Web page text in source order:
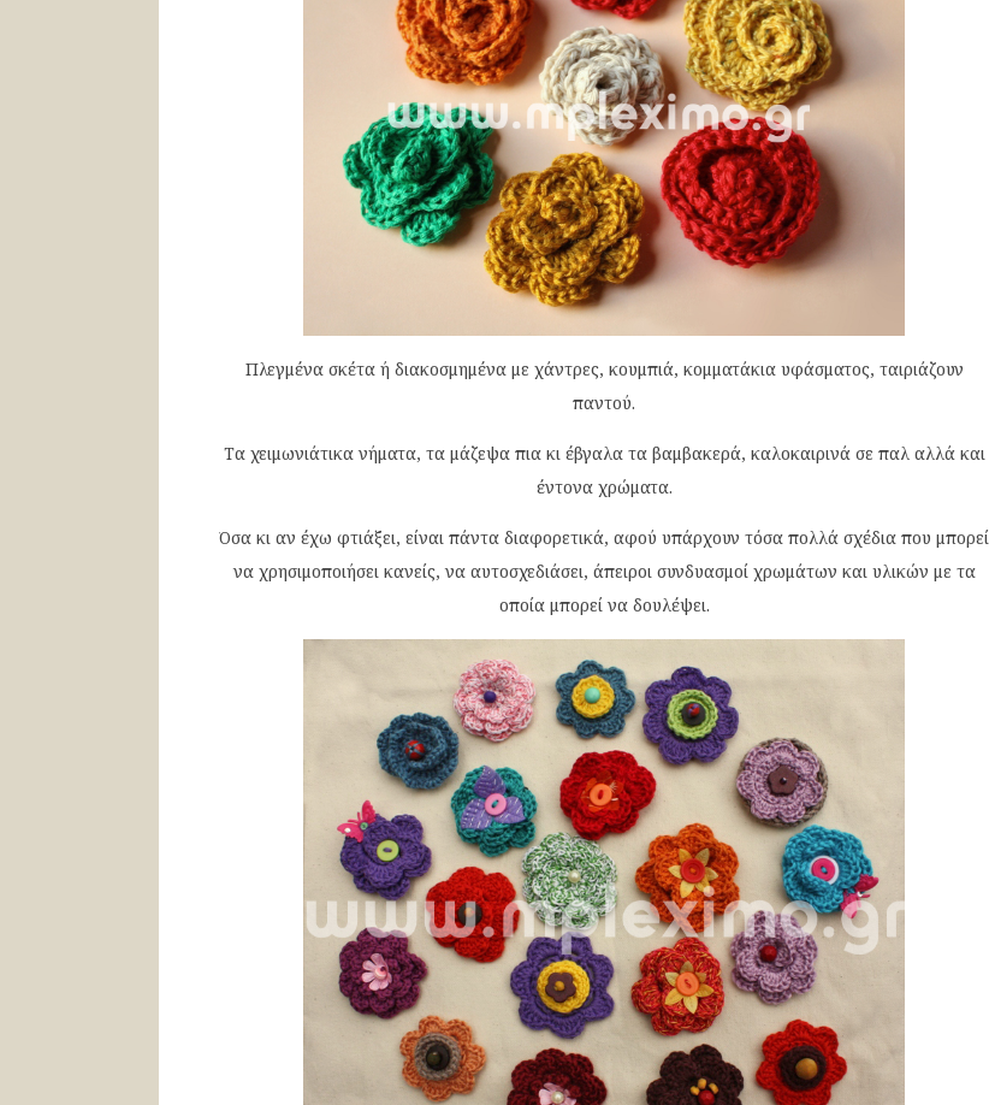
Πλεγμένα σκέτα ή διακοσμημένα με χάντρες, κουμπιά, κομματάκια υφάσματος, ταιριάζουν
παντού.
Τα χειμωνιάτικα νήματα, τα μάζεψα πια κι έβγαλα τα βαμβακερά, καλοκαιρινά σε παλ αλλά και
έντονα χρώματα.
Όσα κι αν έχω φτιάξει, είναι πάντα διαφορετικά, αφού υπάρχουν τόσα πολλά σχέδια που μπορεί
να χρησιμοποιήσει κανείς, να αυτοσχεδιάσει, άπειροι συνδυασμοί χρωμάτων και υλικών με τα
οποία μπορεί να δουλέψει.